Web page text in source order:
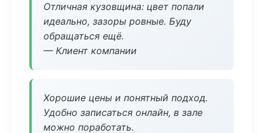
Отличная кузовщина: цвет попали
идеально, зазоры ровные. Буду
обращаться ещё.
— Клиент компании
Хорошие цены и понятный подход.
Удобно записаться онлайн, в зале
можно поработать.